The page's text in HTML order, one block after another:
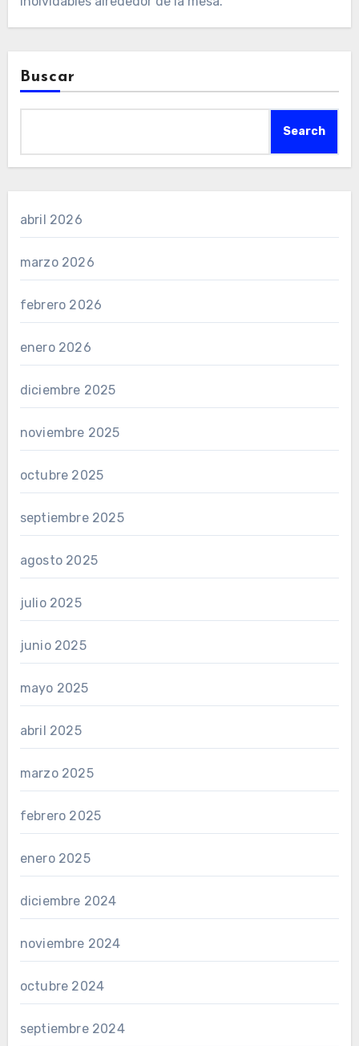
Buscar
Search
abril 2026
marzo 2026
febrero 2026
enero 2026
diciembre 2025
noviembre 2025
octubre 2025
septiembre 2025
agosto 2025
julio 2025
junio 2025
mayo 2025
abril 2025
marzo 2025
febrero 2025
enero 2025
diciembre 2024
noviembre 2024
octubre 2024
septiembre 2024